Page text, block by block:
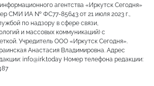
агентства «Иркутск Сегодня»
СМИ ИА № ФС77-85643 от 21 июля 2023 г.,
по надзору в сфере связи,
и массовых коммуникаций) с
Учредитель ООО «Иркутск Сегодня».
Анастасия Владимировна. Адрес
info@irk.today Номер телефона редакции: